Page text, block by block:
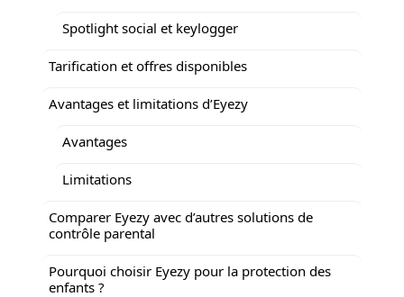
Spotlight social et keylogger
Tarification et offres disponibles
Avantages et limitations d’Eyezy
Avantages
Limitations
Comparer Eyezy avec d’autres solutions de
contrôle parental
Pourquoi choisir Eyezy pour la protection des
enfants ?